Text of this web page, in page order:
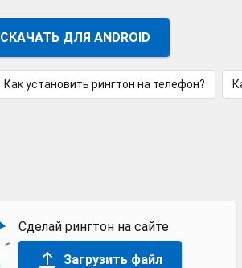
СКАЧАТЬ ДЛЯ ANDROID
Как установить рингтон на телефон?
Сделай рингтон на сайте
Загрузить файл